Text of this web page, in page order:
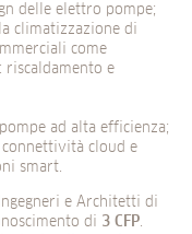
delle elettro pompe;
climatizzazione di
come
e
ad alta efficienza;
cloud e
smart.
e Architetti di
di 3 CFP.